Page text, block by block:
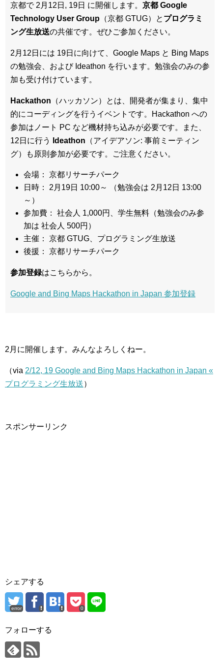
京都で 2月12日, 19日 に開催します。 京都 Google
Technology User Group （京都 GTUG）と プログラミ
ング生放送の共催です。ぜひご参加ください。
2月12日には 19日に向けて、Google Maps と Bing Maps
の勉強会、および Ideathon を行います。勉強会のみの参
加も受け付けています。
Hackathon （ハッカソン）とは、開発者が集まり、集中
的にコーディングを行うイベントです。Hackathon への
参加はノート PC など機材持ち込みが必要です。また、
12日に行う
Ideathon （アイデアソン: 事前ミーティン
グ）も原則参加が必要です。ご注意ください。
会場： 京都リサーチパーク
日時： 2月19日 10:00～ （勉強会は 2月12日 13:00
～）
参加費： 社会人 1,000円、学生無料（勉強会のみ参
加は 社会人 500円）
主催： 京都 GTUG、プログラミング生放送
後援： 京都リサーチパーク
参加登録はこちらから。
Google and Bing Maps Hackathon in Japan 参加登録
2月に開催します。みんなよろしくねー。
（via 2/12, 19 Google and Bing Maps Hackathon in Japan «
プログラミング生放送）
スポンサーリンク
シェアする
error 0
フォローする